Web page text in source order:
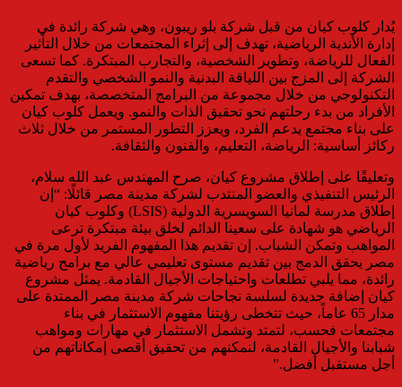
يُدار كلوب كيان من قبل شركة بلو ريبون، وهي شركة رائدة في
إدارة الأندية الرياضية، تهدف إلى إثراء المجتمعات من خلال التأثير
الفعال للرياضة، وتطوير الشخصية، والتجارب المبتكرة. كما تسعى
الشركة إلى المزج بين اللياقة البدنية والنمو الشخصي والتقدم
التكنولوجي من خلال مجموعة من البرامج المتخصصة، بهدف تمكين
الأفراد من بدء رحلتهم نحو تحقيق الذات والنمو. ويعمل كلوب كيان
على بناء مجتمع يدعم الفرد، ويعزز التطور المستمر من خلال ثلاث
ركائز أساسية: الرياضة، التعليم، والفنون والثقافة.
وتعليقًا على إطلاق مشروع كيان، صرح المهندس عبد الله سلام،
الرئيس التنفيذي والعضو المنتدب لشركة مدينة مصر قائلًا: “إن
إطلاق مدرسة لمانيا السويسرية الدولية (LSIS) وكلوب كيان
الرياضي هو شهادة على سعينا الدائم لخلق بيئة مبتكرة ترعى
المواهب وتمكن الشباب. إن تقديم هذا المفهوم الفريد لأول مرة في
مصر يحقق الدمج بين تقديم مستوى تعليمي عالي مع برامج رياضية
رائدة، مما يلبي تطلعات واحتياجات الأجيال القادمة. يمثل مشروع
كيان إضافة جديدة لسلسة نجاحات شركة مدينة مصر الممتدة على
مدار 65 عاماً، حيث تتخطى رؤيتنا مفهوم الاستثمار في بناء
مجتمعات فحسب، لتمتد وتشمل الاستثمار في مهارات ومواهب
شبابنا والأجيال القادمة، لنمكنهم من تحقيق أقصى إمكاناتهم من
أجل مستقبل أفضل.”